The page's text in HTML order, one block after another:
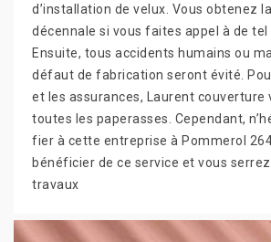
d’installation de velux. Vous obtenez
décennale si vous faites appel à de tel
Ensuite, tous accidents humains ou
défaut de fabrication seront évité.
et les assurances, Laurent couverture
toutes les paperasses. Cependant,
fier à cette entreprise à Pommerol
bénéficier de ce service et vous
travaux